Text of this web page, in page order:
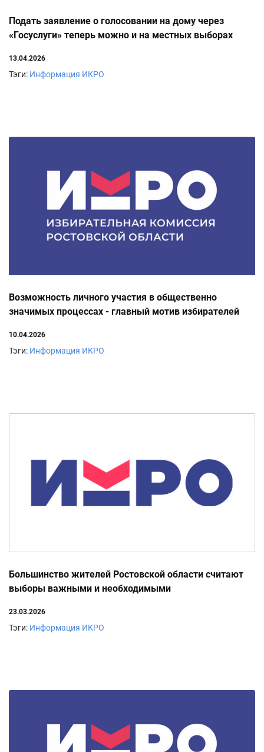
Подать заявление о голосовании на дому через
«Госуслуги» теперь можно и на местных выборах
13.04.2026
Тэги: Информация ИКРО
Возможность личного участия в общественно
значимых процессах - главный мотив избирателей
10.04.2026
Тэги: Информация ИКРО
Большинство жителей Ростовской области считают
выборы важными и необходимыми
23.03.2026
Тэги: Информация ИКРО